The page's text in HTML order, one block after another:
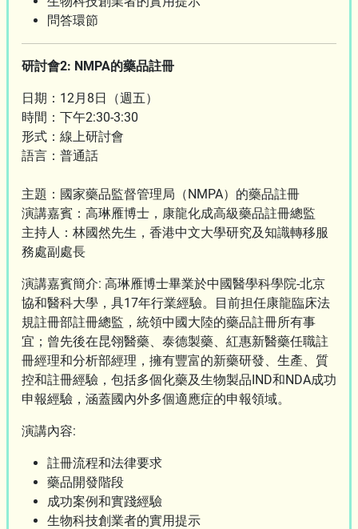
問答環節
研討會2: NMPA的藥品註冊
日期：12月8日（週五）
時間：下午2:30-3:30
形式：線上研討會
語言：普通話
主題：國家藥品監督管理局（NMPA）的藥品註冊
演講嘉賓：高琳雁博士，康龍化成高級藥品註冊總監
主持人：林國然先生，香港中文大學研究及知識轉移服
務處副處長
演講嘉賓簡介: 高琳雁博士畢業於中國醫學科學院-北京
協和醫科大學，具17年行業經驗。目前担任康龍臨床法
規註冊部註冊總監，統領中國大陸的藥品註冊所有事
宜；曾先後在昆翎醫藥、泰德製藥、紅惠新醫藥任職註
冊經理和分析部經理，擁有豐富的新藥研發、生產、質
控和註冊經驗，包括多個化藥及生物製品IND和NDA成功
申報經驗，涵蓋國內外多個適應症的申報領域。
演講內容:
註冊流程和法律要求
藥品開發階段
成功案例和實踐經驗
生物科技創業者的實用提示